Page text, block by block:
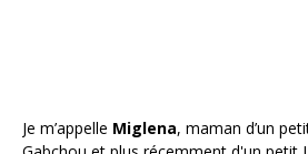
Je m’appelle Miglena, maman d’un